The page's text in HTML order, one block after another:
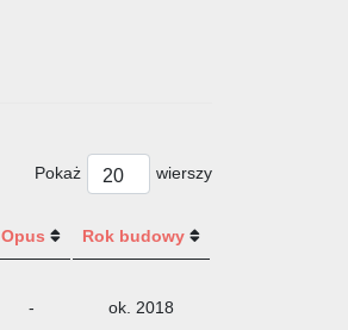
Pokaż wierszy
Opus Rok budowy
- ok. 2018